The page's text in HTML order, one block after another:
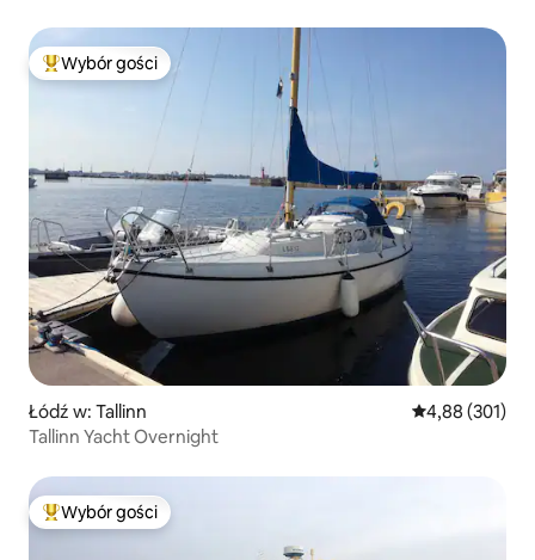
Najpopularniejsze z kategorii Wybór gości
Wybór gości
Łódź w: Tallinn Średnia
4,88 (301)
Tallinn Yacht Overnight
Najpopularniejsze z kategorii Wybór gości
Wybór gości